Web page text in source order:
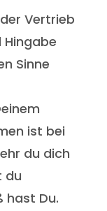
Vertrieb
Hingabe
Sinne
ist bei
du dich
du
hast Du.